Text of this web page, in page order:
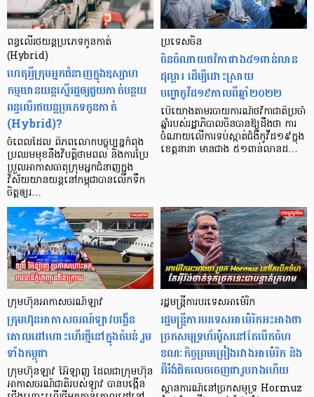
ពន្ធលើរថយន្ដប្រភេទកូនកាត់
(Hybrid)
ហេតុអ្វីក្រុមអ្នកជំនាញក្នុងឧស្សាហ
កម្មយានយន្ដស្នើរដ្ឋឲ្យជួយកាត់បន្ថយ
ពន្ធលើរថយន្ដប្រភេទកូនកាត់
(Hybrid)?
ចំពេលដែល ពិភពលោកបច្ចុប្បន្នកំពុង
ប្រឈមមុខនឹងវិបត្តិថាមពល និងការប្រែ
ប្រួលអាកាសធាតុក្រុមអ្នកជំនាញក្នុង
វិស័យយានយន្តនៅកម្ពុជាបានលើកទឹក
ចិត្តឲ្យរ…
ប្រទេសចិន
ចិនចំណាយថវិកាជាង៥១ពាន់លាន
ដុល្លារ ដើម្បីដោះស្រាយ
បញ្ហាកូវីដ១៩កាលពីឆ្នាំ២០២២
បើយោងតាមរបាយការណ៍ថវិកាជាតិប្រចាំ
ឆ្នាំរបស់រដ្ឋាភិបាលចិនបានឱ្យដឹងថា ការ
ចំណាយលើការទប់ស្កាត់ជំងឺកូវីដ១៩ក្នុង
ខេត្តនានា មានជាង ៥១ពាន់លានដ…
ក្រុមហ៊ុនអាកាសចរណ៍ឡាវ
ក្រុមហ៊ុនអាកាសចរណ៍ឡាវបង្កើន
គោលដៅហោះហើរថ្មីនៅក្នុងតំបន់ រួម
ទាំងកម្ពុជា
ក្រុមហ៊ុនឡាវ អ៊ែឡាញ ដែលជាក្រុមហ៊ុន
អាកាសចរណ៍ជាតិរបស់ឡាវ បានបង្កើន
រដ្ឋមន្ត្រីការបរទេសអាម៉េរិក
រដ្ឋមន្ត្រីការបរទេសអាម៉េរិកអះអាងថា
ច្រកសមុទ្រហ័រម៉ូសនៅតែបើកចំហ
ខណៈកិច្ចព្រមព្រៀងរវាងអាម៉េរិក និង
អ៊ីរ៉ង់ជិតលេចចេញជារូបរាងហើយ
ស្ថានការណ៍នៅច្រកសមុទ្រ Hormuz